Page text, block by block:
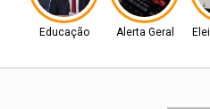
Educação Alerta Geral